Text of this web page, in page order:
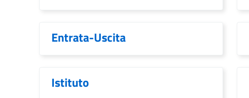
Entrata-Uscita
Istituto